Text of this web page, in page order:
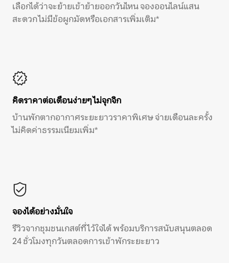
เลือกได้ว่าจะย้ายเข้าย้ายออกวันไหน จองออนไลน์แสน
สะดวก ไม่มีข้อผูกมัดหรือเอกสารเพิ่มเติม*
คิดราคาต่อเดือนง่ายๆ ไม่จุกจิก
บ้านพักตากอากาศระยะยาวราคาพิเศษ จ่ายเดือนละครั้ง
ไม่คิดค่าธรรมเนียมเพิ่ม*
จองได้อย่างมั่นใจ
รีวิวจากชุมชนเกสต์ที่ไว้ใจได้ พร้อมบริการสนับสนุนตลอด
24 ชั่วโมงทุกวันตลอดการเข้าพักระยะยาว